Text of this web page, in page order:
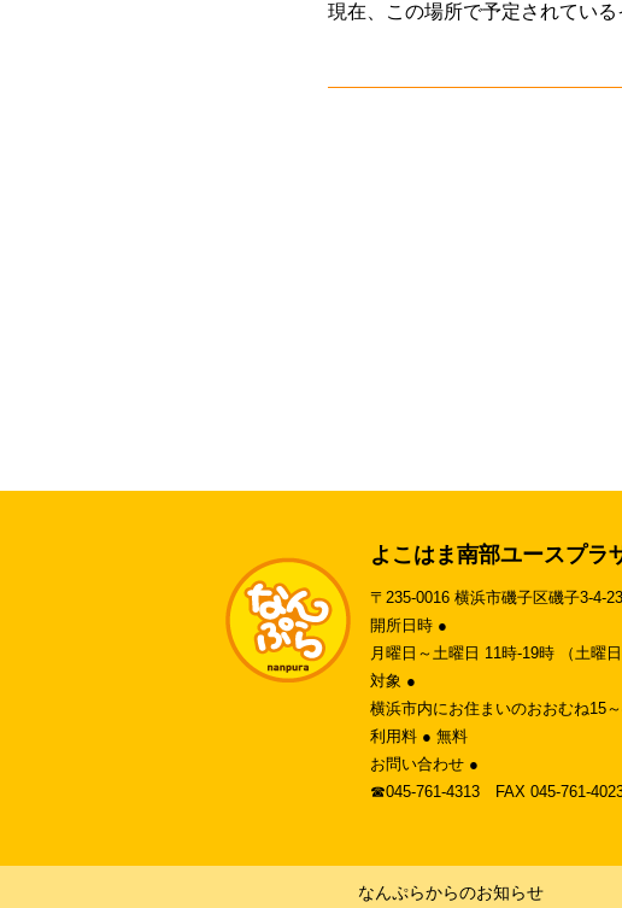
現在、この場所で予定されている
よこはま南部ユースプラ
〒235-0016 横浜市磯子区磯子3-4-
開所日時 ●
月曜日～土曜日 11時-19時 （土曜
対象 ●
横浜市内にお住まいのおおむね15
利用料 ● 無料
お問い合わせ ●
☎︎045-761-4313 FAX 045-761-
なんぷらからのお知らせ